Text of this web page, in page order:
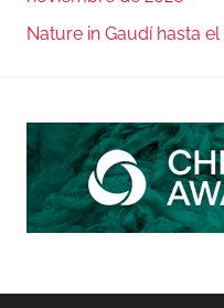
Nature in Gaudí hasta